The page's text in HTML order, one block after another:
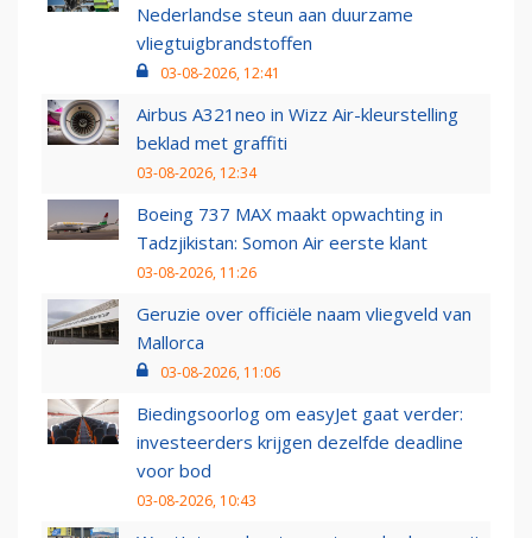
Nederlandse steun aan duurzame
vliegtuigbrandstoffen
03-08-2026, 12:41
Airbus A321neo in Wizz Air-kleurstelling
beklad met graffiti
03-08-2026, 12:34
Boeing 737 MAX maakt opwachting in
Tadzjikistan: Somon Air eerste klant
03-08-2026, 11:26
Geruzie over officiële naam vliegveld van
Mallorca
03-08-2026, 11:06
Biedingsoorlog om easyJet gaat verder:
investeerders krijgen dezelfde deadline
voor bod
03-08-2026, 10:43